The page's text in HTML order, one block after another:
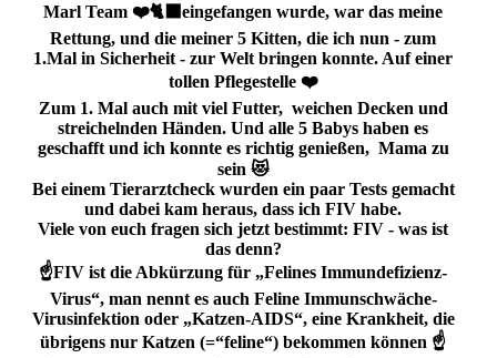
Marl Team ❤️🐈‍⬛eingefangen wurde, war das meine
Rettung, und die meiner 5 Kitten, die ich nun - zum
1.Mal in Sicherheit - zur Welt bringen konnte. Auf einer
tollen Pflegestelle ❤️
Zum 1. Mal auch mit viel Futter, weichen Decken und
streichelnden Händen. Und alle 5 Babys haben es
geschafft und ich konnte es richtig genießen, Mama zu
sein 😻
Bei einem Tierarztcheck wurden ein paar Tests gemacht
und dabei kam heraus, dass ich FIV habe.
Viele von euch fragen sich jetzt bestimmt: FIV - was ist
das denn?
☝️FIV ist die Abkürzung für „Felines Immundefizienz-
Virus“, man nennt es auch Feline Immunschwäche-
Virusinfektion oder „Katzen-AIDS“, eine Krankheit, die
übrigens nur Katzen (=“feline“) bekommen können ☝️